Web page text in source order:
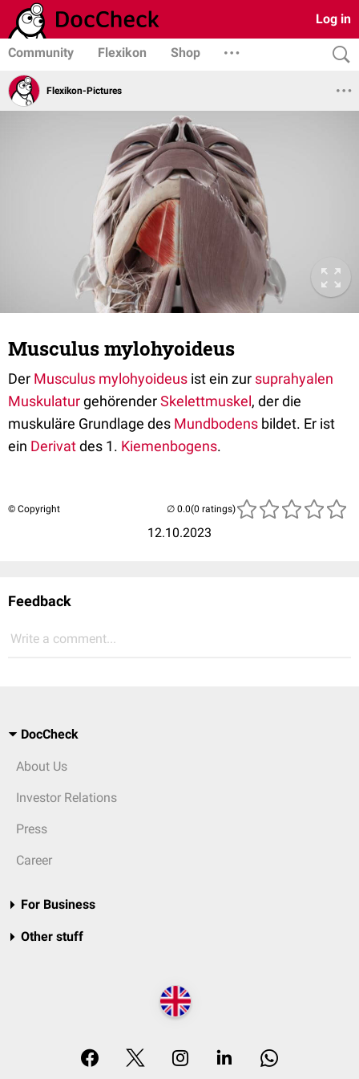
Log in
Community Flexikon Shop
Flexikon-Pictures
Musculus mylohyoideus
Der Musculus mylohyoideus ist ein zur suprahyalen
MuskulaturgehörenderSkelettmuskel, der die
muskuläre Grundlage des Mundbodens bildet. Er ist
ein Derivatdes 1. Kiemenbogens.
© Copyright
12.10.2023
(0 ratings)
Feedback
Write a comment...
DocCheck
About Us
Investor Relations
Press
Career
For Business
Other stuff